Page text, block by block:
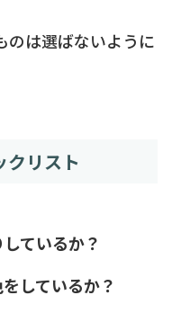
のは選ばないように
クリスト
ているか？
しているか？